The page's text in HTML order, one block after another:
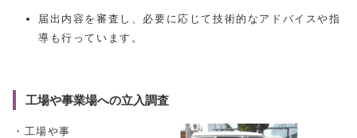
届出内容を審査し、必要に応じて技術的なアドバイスや指
導も行っています。
工場や事業場への立入調査
・工場や事